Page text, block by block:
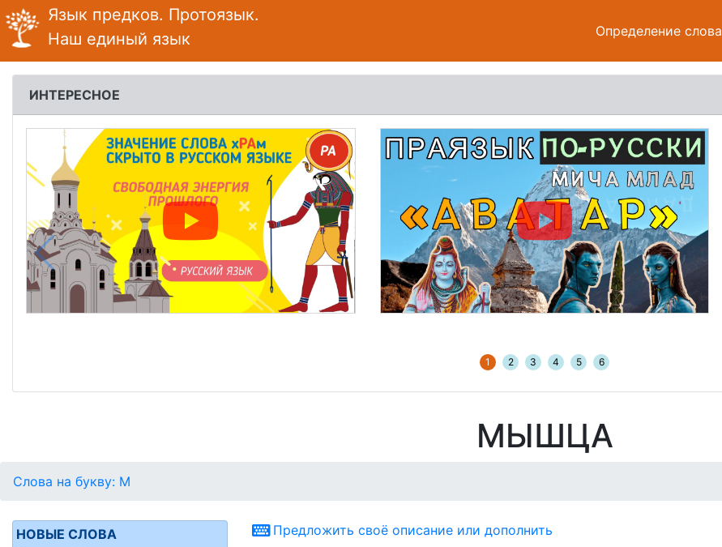
Язык предков. Протоязык.
Наш единый язык
Определение слова
ИНТЕРЕСНОЕ
1 2 3 4 5 6
МЫШЦА
Слова на букву: М
НОВЫЕ СЛОВА Предложить своё описание или дополнить